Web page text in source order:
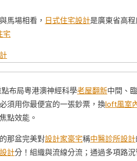
馬場相看， 日式住宅設計是廣東省高
宅
布局粵港澳神經科學老屋翻新中間、
須用你最便宜的一張鈔票，換loft風室
點效能。
那盆完美對設計家豪宅稱中醫診所設計
計分！組織與流線分流；通過多項路